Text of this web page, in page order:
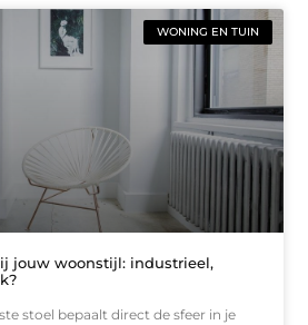
WONING EN TUIN
jouw woonstijl: industrieel,
stoel bepaalt direct de sfeer in je